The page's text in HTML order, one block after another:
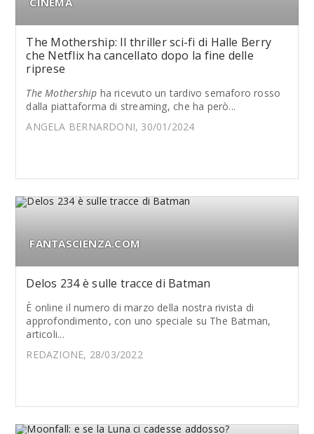
The Mothership: Il thriller sci-fi di Halle Berry
che Netflix ha cancellato dopo la fine delle
riprese
The Mothership ha ricevuto un tardivo semaforo rosso
dalla piattaforma di streaming, che ha però...
ANGELA BERNARDONI, 30/01/2024
FANTASCIENZA.COM
Delos 234 è sulle tracce di Batman
È online il numero di marzo della nostra rivista di
approfondimento, con uno speciale su The Batman,
articoli...
REDAZIONE, 28/03/2022